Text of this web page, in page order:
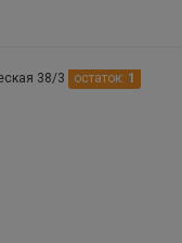
38/3 остаток: 1